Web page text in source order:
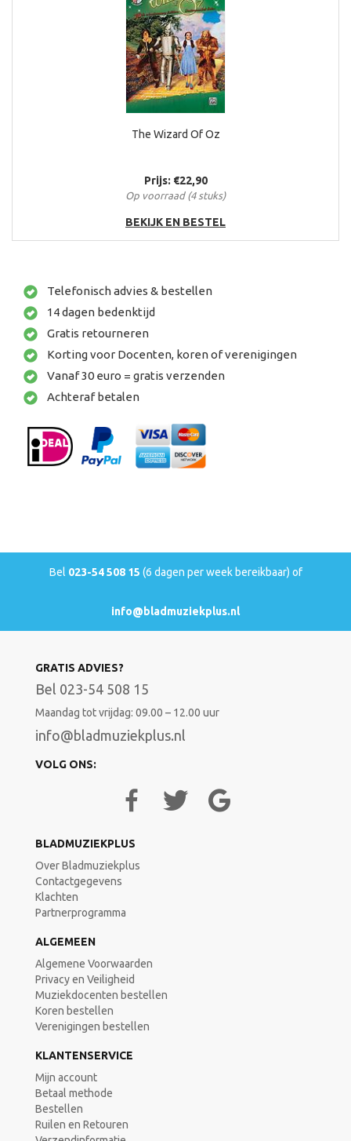
The Wizard Of Oz
Prijs: €22,90
Op voorraad (4 stuks)
BEKIJK EN BESTEL
Telefonisch advies & bestellen
14 dagen bedenktijd
Gratis retourneren
Korting voor Docenten, koren of verenigingen
Vanaf 30 euro = gratis verzenden
Achteraf betalen
Bel 023-54 508 15 (6 dagen per week bereikbaar) of
info@bladmuziekplus.nl
GRATIS ADVIES?
Bel 023-54 508 15
Maandag tot vrijdag: 09.00 – 12.00 uur
info@bladmuziekplus.nl
VOLG ONS:
BLADMUZIEKPLUS
Over Bladmuziekplus
Contactgegevens
Klachten
Partnerprogramma
ALGEMEEN
Algemene Voorwaarden
Privacy en Veiligheid
Muziekdocenten bestellen
Koren bestellen
Verenigingen bestellen
KLANTENSERVICE
Mijn account
Betaal methode
Bestellen
Ruilen en Retouren